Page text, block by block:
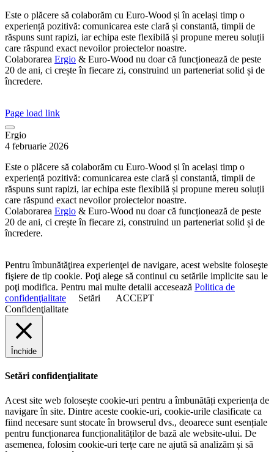
Este o plăcere să colaborăm cu Euro-Wood și în același timp o
experiență pozitivă: comunicarea este clară și constantă, timpii de
răspuns sunt rapizi, iar echipa este flexibilă și propune mereu soluții
care răspund exact nevoilor proiectelor noastre.
Colaborarea Ergio & Euro-Wood nu doar că funcționează de peste
20 de ani, ci crește în fiecare zi, construind un parteneriat solid și de
încredere.
Page load link
Ergio
4 februarie 2026
Este o plăcere să colaborăm cu Euro-Wood și în același timp o
experiență pozitivă: comunicarea este clară și constantă, timpii de
răspuns sunt rapizi, iar echipa este flexibilă și propune mereu soluții
care răspund exact nevoilor proiectelor noastre.
Colaborarea Ergio & Euro-Wood nu doar că funcționează de peste
20 de ani, ci crește în fiecare zi, construind un parteneriat solid și de
încredere.
Pentru îmbunătăţirea experienţei de navigare, acest website foloseşte
fişiere de tip cookie. Poţi alege să continui cu setările implicite sau le
poţi modifica. Pentru mai multe detalii accesează Politica de
confidenţialitate
Setări
ACCEPT
Confidenţialitate
Închide
Setări confidenţialitate
Acest site web folosește cookie-uri pentru a îmbunătăți experiența de
navigare în site. Dintre aceste cookie-uri, cookie-urile clasificate ca
fiind necesare sunt stocate în browserul dvs., deoarece sunt esențiale
pentru funcționarea funcționalităților de bază ale website-ului. De
asemenea, folosim cookie-uri terțe care ne ajută să analizăm și să